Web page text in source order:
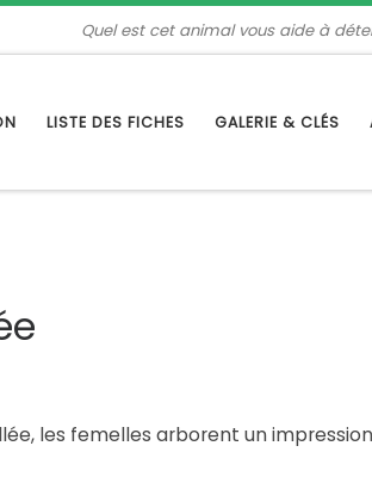
Quel est cet animal vous aide à
LISTE DES FICHES GALERIE & CLÉS
les femelles arborent un